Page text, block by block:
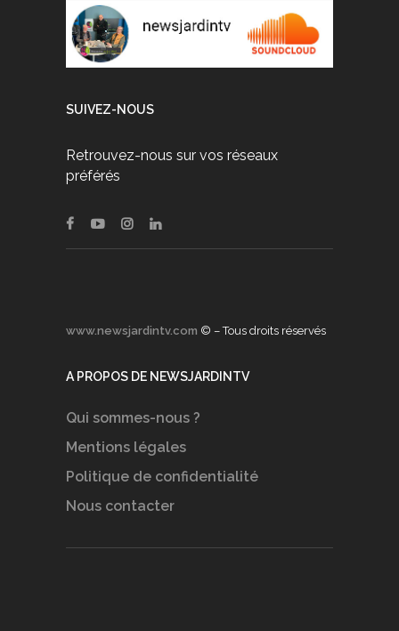
SUIVEZ-NOUS
Retrouvez-nous sur vos réseaux
préférés
www.newsjardintv.com © – Tous droits réservés
A PROPOS DE NEWSJARDINTV
Qui sommes-nous ?
Mentions légales
Politique de confidentialité
Nous contacter